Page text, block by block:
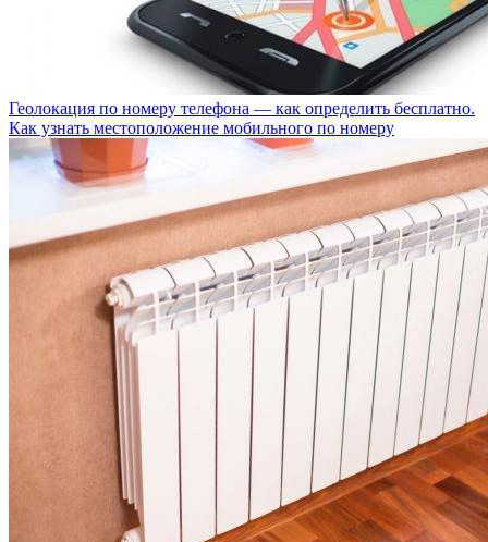
Геолокация по номеру телефона — как определить бесплатно.
Как узнать местоположение мобильного по номеру